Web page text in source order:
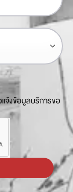
จ้งข้อมูลบริการขอ